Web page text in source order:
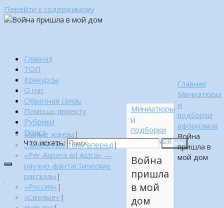
Перейти к содержимому
Главная
ТОП
Конкурсы
О нас
Обратная связь
Помощь проекту
Рубрики
Поиск
Что искать:
Поиск
Главная
Миниатюры
и
подборки
афоризмов
Война
пришла в
мой дом
Миниатюры
и
подборки
афоризмов
Война
пришла
в мой
дом
Малые жанры |
…много лет тому вперед |
«Per Aspera ad Astra» —
научно-фантастические
рассказы |
«Россия» |
«Смелые» |